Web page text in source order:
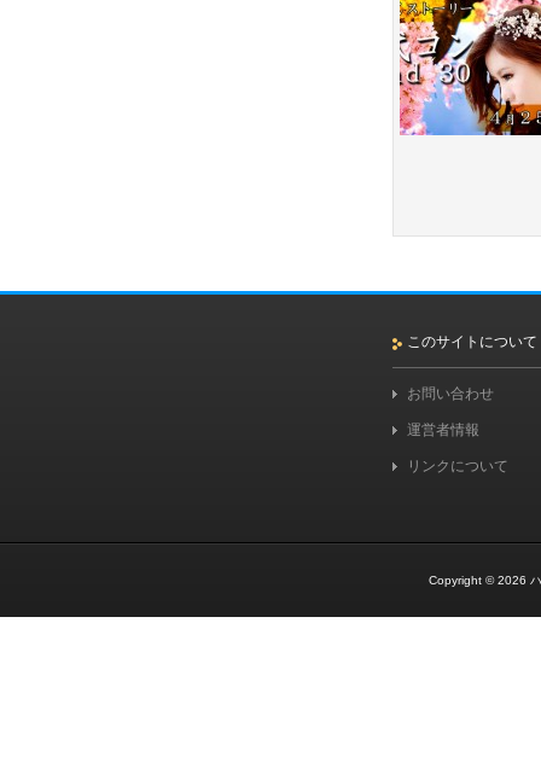
このサイトについて
お問い合わせ
運営者情報
リンクについて
Copyright © 2026